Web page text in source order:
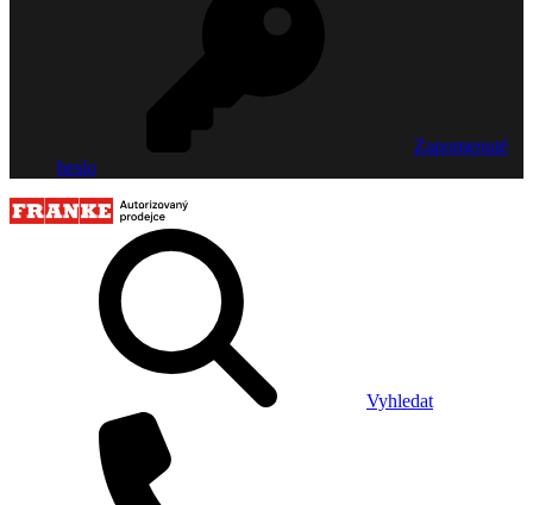
Zapomenuté
heslo
Vyhledat